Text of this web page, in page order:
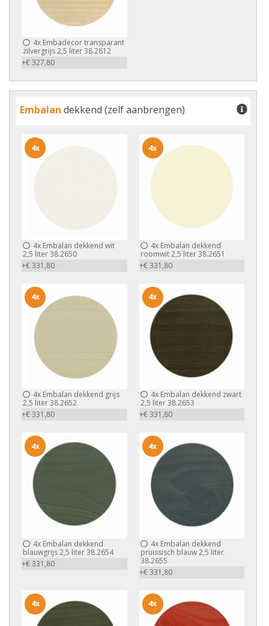
4x Embadecor transparant
zilvergrijs 2,5 liter 38.2612
+€ 327,80
Embalan dekkend (zelf aanbrengen)
4x Embalan dekkend wit
2,5 liter 38.2650
+€ 331,80
4x
4xEmbalan dekkend
roomwit 2,5 liter 38.2651
+€ 331,80
4x
4x Embalan dekkend grijs
2,5 liter 38.2652
+€ 331,80
4x
4xEmbalan dekkend zwart
2,5 liter 38.2653
+€ 331,80
4x
4x Embalan dekkend
blauwgrijs 2,5 liter 38.2654
+€ 331,80
4x
4xEmbalan dekkend
pruissisch blauw 2,5 liter
38.2655
+€ 331,80
4x
4x 4x